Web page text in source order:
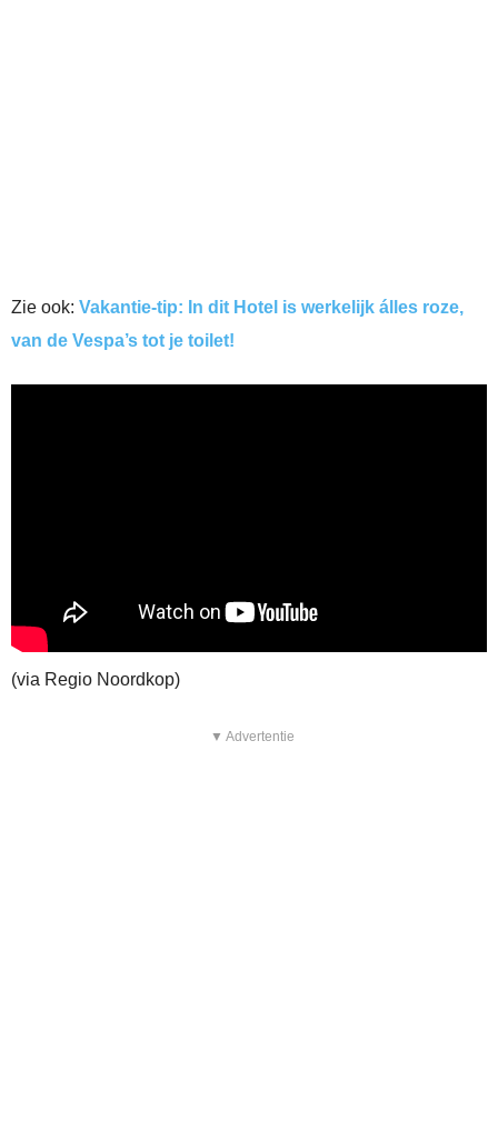
Zie ook: Vakantie-tip: In dit Hotel is werkelijk álles roze,
van de Vespa’s tot je toilet!
(via Regio Noordkop)
▼ Advertentie